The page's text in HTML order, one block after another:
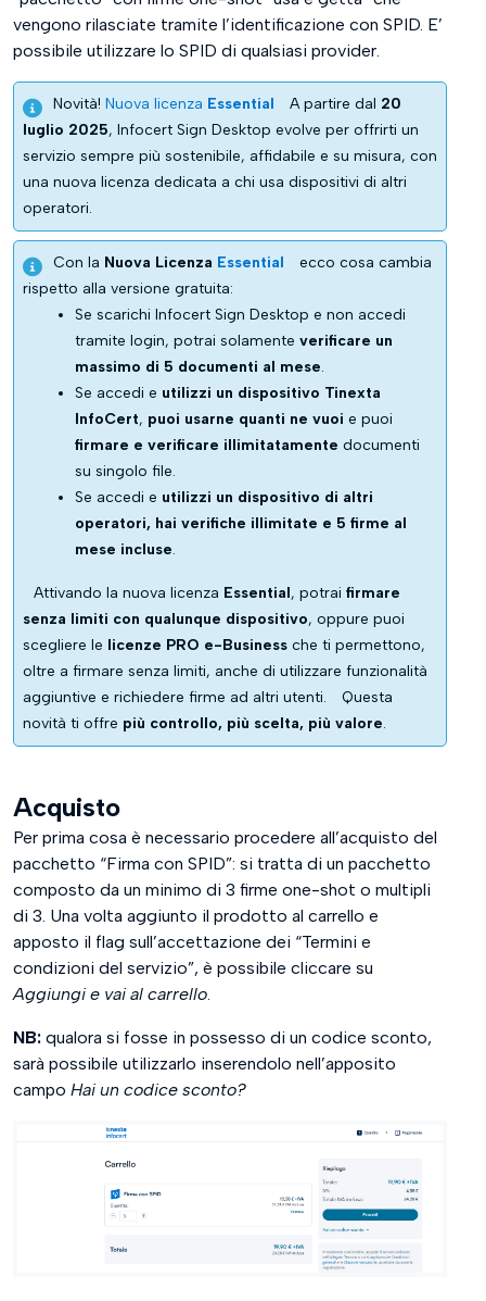
vengono rilasciate tramite l’identificazione con SPID. E’
possibile utilizzare lo SPID di qualsiasi provider.
Novità! Nuova licenza Essential A partire dal 20
luglio 2025, Infocert Sign Desktop evolve per offrirti un
servizio sempre più sostenibile, affidabile e su misura, con
una nuova licenza dedicata a chi usa dispositivi di altri
operatori.
Con la Nuova Licenza Essential
ecco cosa cambia
rispetto alla versione gratuita:
Se scarichi Infocert Sign Desktop e non accedi
tramite login, potrai solamente verificare un
massimo di 5 documenti al mese.
Se accedi e utilizzi un dispositivo Tinexta
InfoCert, puoi usarne quanti ne vuoi e puoi
firmare e verificare illimitatamente documenti
su singolo file.
Se accedi e utilizzi un dispositivo di altri
operatori, hai verifiche illimitate e 5 firme al
mese incluse.
Attivando la nuova licenza Essential, potrai firmare
senza limiti con qualunque dispositivo, oppure puoi
scegliere le licenze PRO e-Business che ti permettono,
oltre a firmare senza limiti, anche di utilizzare funzionalità
aggiuntive e richiedere firme ad altri utenti.
Questa
novità ti offre più controllo, più scelta, più valore.
Acquisto
Per prima cosa è necessario procedere all’acquisto del
pacchetto “Firma con SPID”: si tratta di un pacchetto
composto da un minimo di 3 firme one-shot o multipli
di 3. Una volta aggiunto il prodotto al carrello e
apposto il flag sull’accettazione dei “Termini e
condizioni del servizio”, è possibile cliccare su
Aggiungi e vai al carrello
NB: qualora si fosse in possesso di un codice sconto,
sarà possibile utilizzarlo inserendolo nell’apposito
campo Hai un codice sconto?